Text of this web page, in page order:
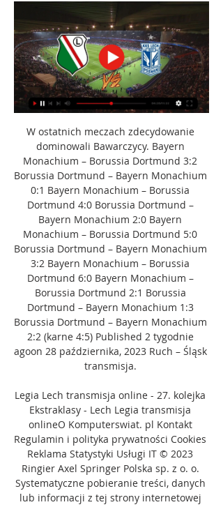
W ostatnich meczach zdecydowanie
dominowali Bawarczycy. Bayern
Monachium – Borussia Dortmund 3:2
Borussia Dortmund – Bayern Monachium
0:1 Bayern Monachium – Borussia
Dortmund 4:0 Borussia Dortmund –
Bayern Monachium 2:0 Bayern
Monachium – Borussia Dortmund 5:0
Borussia Dortmund – Bayern Monachium
3:2 Bayern Monachium – Borussia
Dortmund 6:0 Bayern Monachium –
Borussia Dortmund 2:1 Borussia
Dortmund – Bayern Monachium 1:3
Borussia Dortmund – Bayern Monachium
2:2 (karne 4:5) Published 2 tygodnie
agoon 28 października, 2023 Ruch – Śląsk
transmisja.
Legia Lech transmisja online - 27. kolejka
Ekstraklasy - Lech Legia transmisja
onlineO Komputerswiat. pl Kontakt
Regulamin i polityka prywatności Cookies
Reklama Statystyki Usługi IT © 2023
Ringier Axel Springer Polska sp. z o. o.
Systematyczne pobieranie treści, danych
lub informacji z tej strony internetowej